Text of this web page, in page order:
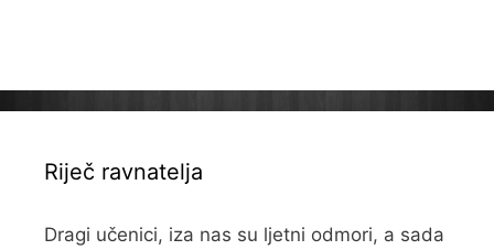
Riječ ravnatelja
Dragi učenici, iza nas su ljetni odmori, a sada